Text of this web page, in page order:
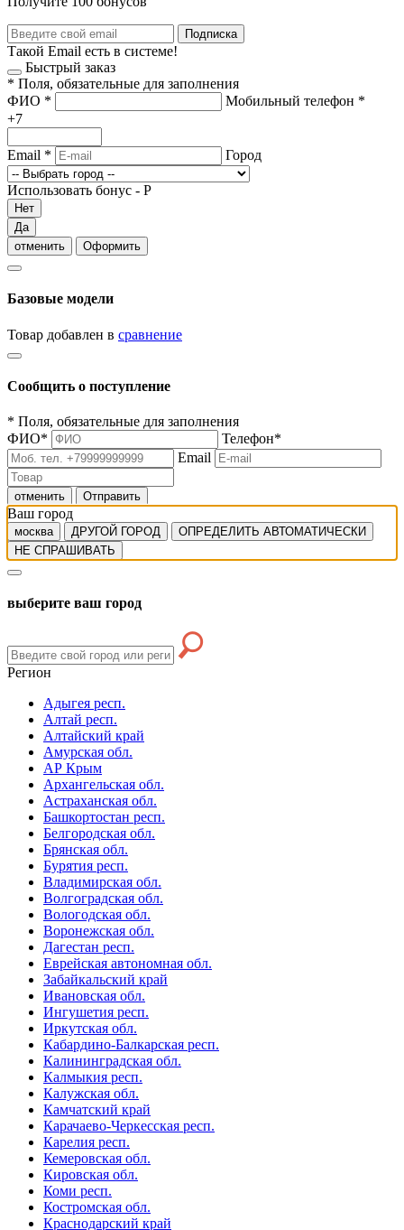
Подписка
Такой Email есть в системе!
Быстрый заказ
* Поля, обязательные для заполнения
ФИО * Мобильный телефон *
+7
Email * Город
Использовать бонус - Р
Нет
Да
отменить
Оформить
Базовые модели
Товар добавлен в сравнение
Сообщить о поступление
* Поля, обязательные для заполнения
ФИО* Телефон*
Email
отменить Отправить
Ваш город
москва ДРУГОЙ ГОРОД
ОПРЕДЕЛИТЬ АВТОМАТИЧЕСКИ
НЕ СПРАШИВАТЬ
выберите ваш город
Регион
Адыгея респ.
Алтай респ.
Алтайский край
Амурская обл.
АР Крым
Архангельская обл.
Астраханская обл.
Башкортостан респ.
Белгородская обл.
Брянская обл.
Бурятия респ.
Владимирская обл.
Волгоградская обл.
Вологодская обл.
Воронежская обл.
Дагестан респ.
Еврейская автономная обл.
Забайкальский край
Ивановская обл.
Ингушетия респ.
Иркутская обл.
Кабардино-Балкарская респ.
Калининградская обл.
Калмыкия респ.
Калужская обл.
Камчатский край
Карачаево-Черкесская респ.
Карелия респ.
Кемеровская обл.
Кировская обл.
Коми респ.
Костромская обл.
Краснодарский край